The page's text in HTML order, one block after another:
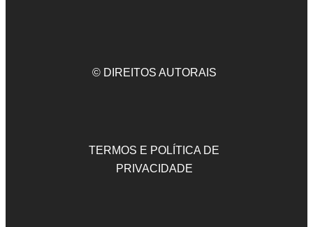
© DIREITOS AUTORAIS
TERMOS E POLÍTICA DE
PRIVACIDADE